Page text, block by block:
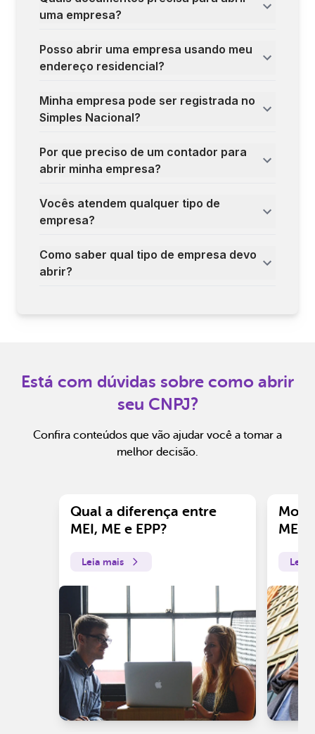
uma empresa?
Posso abrir uma empresa usando meu
endereço residencial?
Minha empresa pode ser registrada no
Simples Nacional?
Por que preciso de um contador para
abrir minha empresa?
Vocês atendem qualquer tipo de
empresa?
Como saber qual tipo de empresa devo
abrir?
Está com dúvidas sobre como abrir
seu CNPJ?
Confira conteúdos que vão ajudar você a tomar a
melhor decisão.
Qual a diferença entre
MEI, ME e EPP?
Leia mais
ME?
Leia